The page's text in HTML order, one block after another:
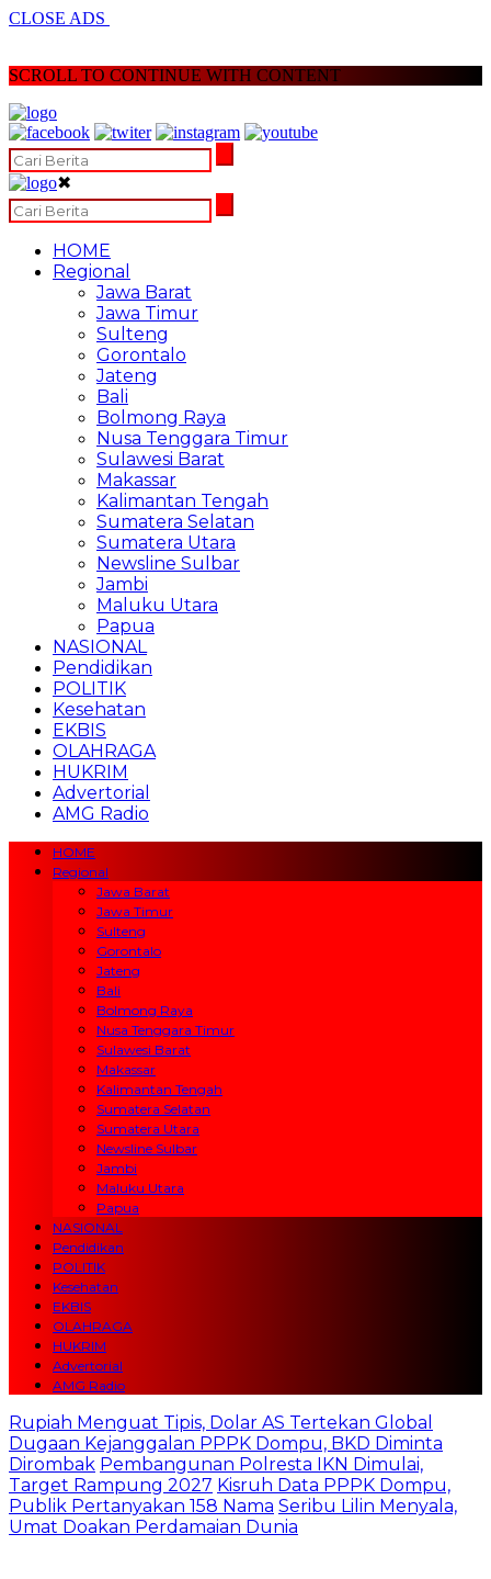
CLOSE ADS
SCROLL TO CONTINUE WITH CONTENT
✖
HOME
Regional
Jawa Barat
Jawa Timur
Sulteng
Gorontalo
Jateng
Bali
Bolmong Raya
Nusa Tenggara Timur
Sulawesi Barat
Makassar
Kalimantan Tengah
Sumatera Selatan
Sumatera Utara
Newsline Sulbar
Jambi
Maluku Utara
Papua
NASIONAL
Pendidikan
POLITIK
Kesehatan
EKBIS
OLAHRAGA
HUKRIM
Advertorial
AMG Radio
HOME
Regional
Jawa Barat
Jawa Timur
Sulteng
Gorontalo
Jateng
Bali
Bolmong Raya
Nusa Tenggara Timur
Sulawesi Barat
Makassar
Kalimantan Tengah
Sumatera Selatan
Sumatera Utara
Newsline Sulbar
Jambi
Maluku Utara
Papua
NASIONAL
Pendidikan
POLITIK
Kesehatan
EKBIS
OLAHRAGA
HUKRIM
Advertorial
AMG Radio
Rupiah Menguat Tipis, Dolar AS Tertekan Global
Dugaan Kejanggalan PPPK Dompu, BKD Diminta
Dirombak Pembangunan Polresta IKN Dimulai,
Target Rampung 2027 Kisruh Data PPPK Dompu,
Publik Pertanyakan 158 Nama Seribu Lilin Menyala,
Umat Doakan Perdamaian Dunia